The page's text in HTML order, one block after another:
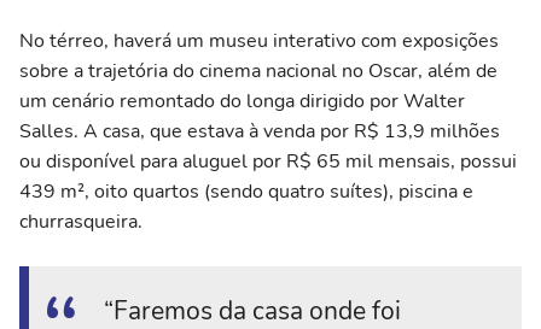
No térreo, haverá um museu interativo com exposições
sobre a trajetória do cinema nacional no Oscar, além de
um cenário remontado do longa dirigido por Walter
Salles. A casa, que estava à venda por R$ 13,9 milhões
ou disponível para aluguel por R$ 65 mil mensais, possui
439 m², oito quartos (sendo quatro suítes), piscina e
churrasqueira.
“Faremos da casa onde foi